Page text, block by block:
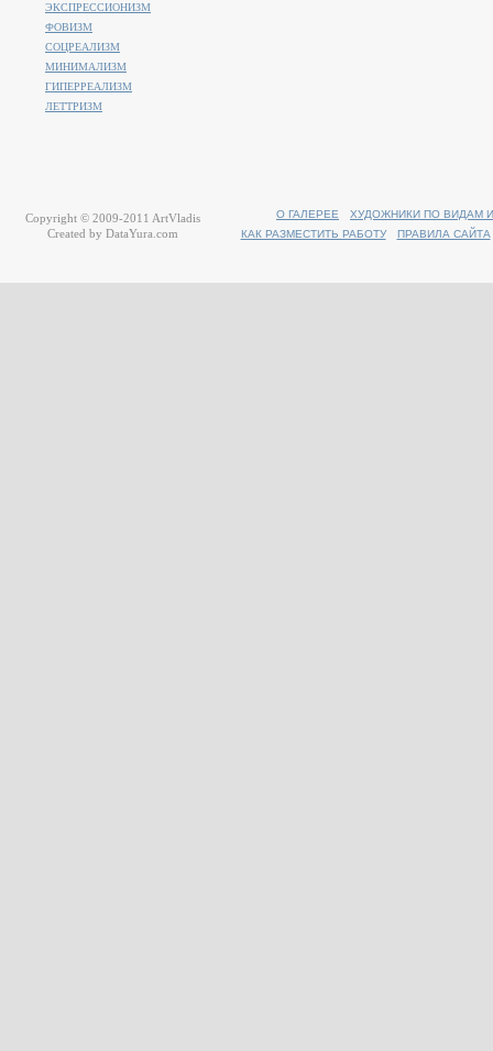
ЭКСПРЕССИОНИЗМ
ФОВИЗМ
СОЦРЕАЛИЗМ
МИНИМАЛИЗМ
ГИПЕРРЕАЛИЗМ
ЛЕТТРИЗМ
О ГАЛЕРЕЕ
ХУДОЖНИКИ ПО ВИДАМ
КАК РАЗМЕСТИТЬ РАБОТУ
ПРАВИЛА САЙТА
Copyright © 2009-2011 ArtVladis
Created by DataYura.com